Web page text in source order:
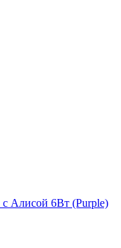
Алисой 6Вт (Purple)